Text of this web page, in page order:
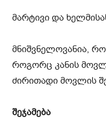
მარტივი და
მნიშვნელოვანია,
როგორც კანის
ძირითადი მოვლის
შეჯამება